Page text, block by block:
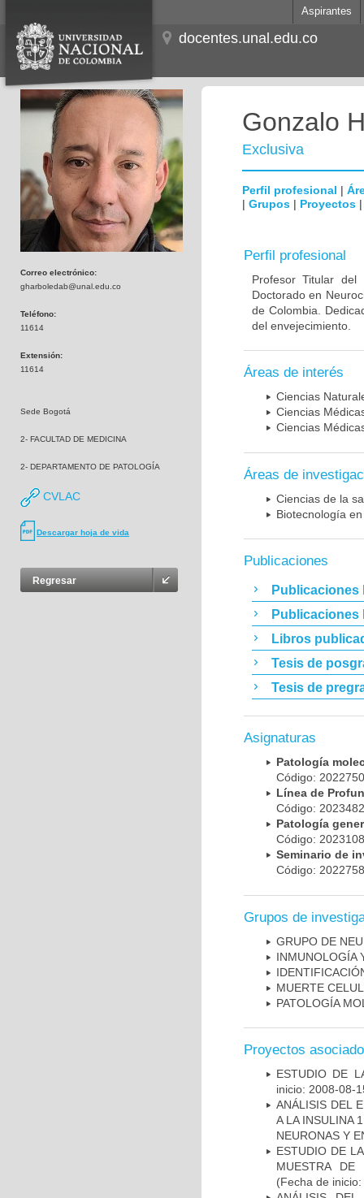
Aspirantes
docentes.unal.edu.co
Correo electrónico:
gharboledab@unal.edu.co
Teléfono:
11614
Extensión:
11614
Sede Bogotá
2- FACULTAD DE MEDICINA
2- DEPARTAMENTO DE PATOLOGÍA
CVLAC
Descargar hoja de vida
Regresar
Gonzalo
Exclusiva
Perfil profesional |
| Grupos | Proyectos
Perfil profesional
Profesor Titular
Doctorado en
de Colombia.
del envejecimiento.
Áreas de interés
Ciencias
Ciencias
Ciencias
Áreas de
Ciencias de la
Biotecnología
Publicaciones
Publicaciones
Publicaciones
Libros
Tesis de
Tesis de
Asignaturas
Patología
Código:
Línea de
Código:
Patología
Código:
Seminario de
Código:
Grupos de
GRUPO DE
INMUNOLOGÍA
MUERTE
PATOLOGÍA
Proyectos
ESTUDIO DE
inicio: 2008-08-
ANÁLISIS DEL
A LA INSULINA
NEURONAS Y
ESTUDIO DE
MUESTRA DE
(Fecha de